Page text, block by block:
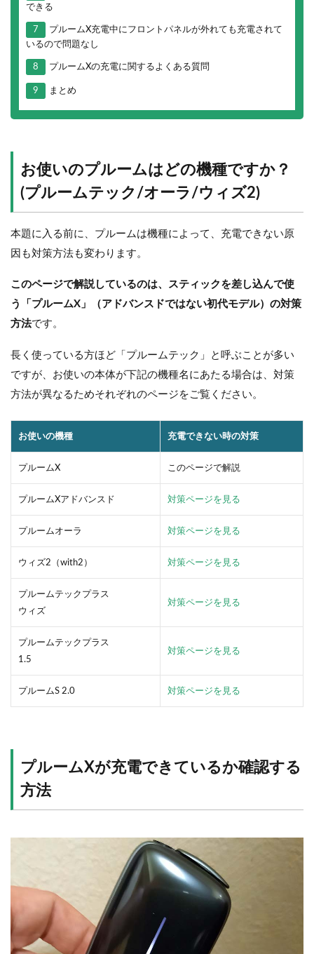
できる
7
プルームX充電中にフロントパネルが外れても充電されて
いるので問題なし
8 プルームXの充電に関するよくある質問
9 まとめ
お使いのプルームはどの機種ですか？
(プルームテック/オーラ/ウィズ2)
本題に入る前に、プルームは機種によって、充電できない原
因も対策方法も変わります。
このページで解説しているのは、スティックを差し込んで使
う「プルームX」（アドバンスドではない初代モデル）の対策
方法です。
長く使っている方ほど「プルームテック」と呼ぶことが多い
ですが、お使いの本体が下記の機種名にあたる場合は、対策
方法が異なるためそれぞれのページをご覧ください。
お使いの機種 充電できない時の対策
プルームX このページで解説
プルームXアドバンスド 対策ページを見る
プルームオーラ 対策ページを見る
ウィズ2（with2） 対策ページを見る
プルームテックプラス
ウィズ
対策ページを見る
プルームテックプラス
1.5
対策ページを見る
プルームS 2.0 対策ページを見る
プルームXが充電できているか確認する
方法